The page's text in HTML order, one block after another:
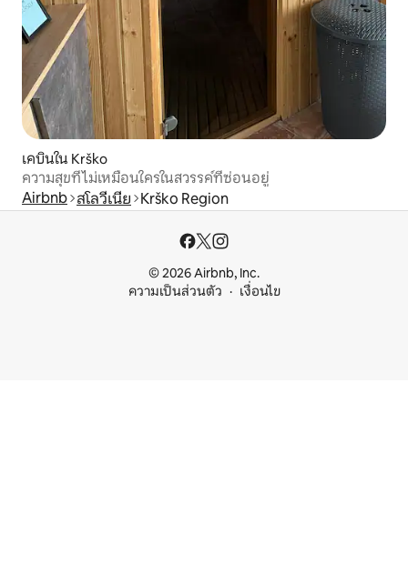
เคบินใน Krško
ความสุขที่ไม่เหมือนใครในสวรรค์ที่ซ่อนอยู่
Airbnb สโลวีเนีย Krško Region
© 2026 Airbnb, Inc.
ความเป็นส่วนตัว
เงื่อนไข